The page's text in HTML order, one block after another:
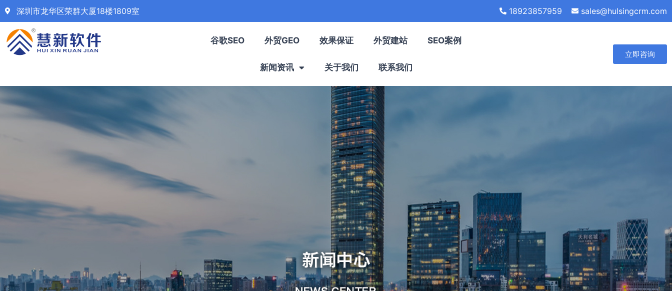
深圳市龙华区荣群大厦18楼1809室 18923857959 sales@hulsingcrm.com
谷歌SEO 外贸GEO 效果保证 外贸建站 SEO案例
新闻资讯 关于我们 联系我们
立即咨询